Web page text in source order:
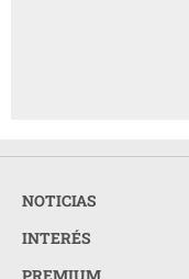
NOTICIAS
INTERÉS
PREMIUM